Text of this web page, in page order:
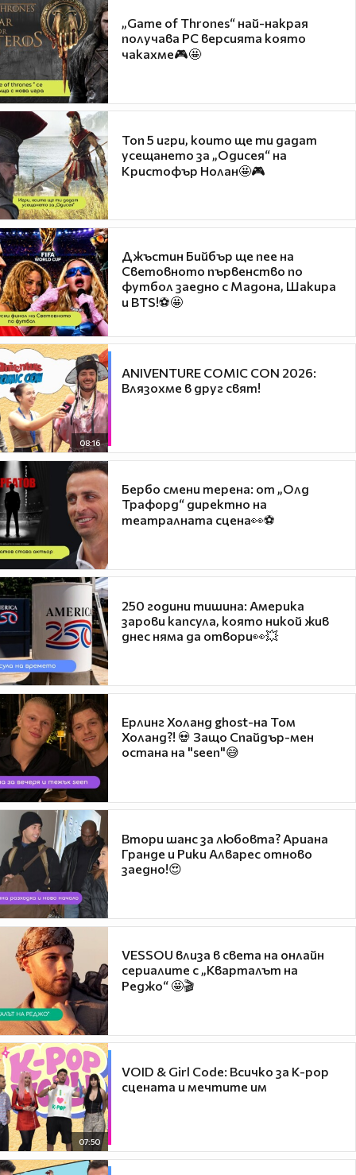
„Game of Thrones“ най-накрая
получава PC версията която
чакахме🎮🤩
Топ 5 игри, които ще ти дадат
усещането за „Одисея“ на
Кристофър Нолан🤩🎮
Джъстин Бийбър ще пее на
Световното първенство по
футбол заедно с Мадона, Шакира
и BTS!⚽🤩
08:16
ANIVENTURE COMIC CON 2026:
Влязохме в друг свят!
Бербо смени терена: от „Олд
Трафорд“ директно на
театралната сцена👀⚽
250 години тишина: Америка
зарови капсула, която никой жив
днес няма да отвори👀💥
Ерлинг Холанд ghost-на Том
Холанд?! 💀 Защо Спайдър-мен
остана на "seen"😅
Втори шанс за любовта? Ариана
Гранде и Рики Алварес отново
заедно!😍
VESSOU влиза в света на онлайн
сериалите с „Кварталът на
Реджо“ 🤩🎬
07:50
VOID & Girl Code: Всичко за K-pop
сцената и мечтите им